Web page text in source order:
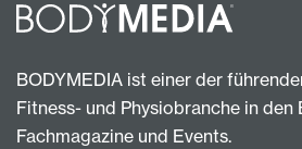
BODYMEDIA ist einer der
Fitness- und Physiobranche in den
Fachmagazine und Events.